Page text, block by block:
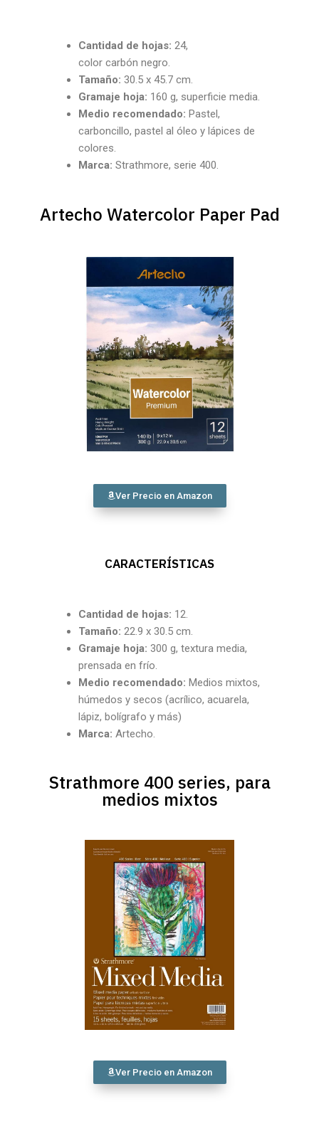
Cantidad de hojas: 24,
color carbón negro.
Tamaño: 30.5 x 45.7 cm.
Gramaje hoja: 160 g, superficie media.
Medio recomendado: Pastel,
carboncillo, pastel al óleo y lápices de
colores.
Marca: Strathmore, serie 400.
Artecho Watercolor Paper Pad
Ver Precio en Amazon
CARACTERÍSTICAS
Cantidad de hojas: 12.
Tamaño: 22.9 x 30.5 cm.
Gramaje hoja: 300 g, textura media,
prensada en frío.
Medio recomendado: Medios mixtos,
húmedos y secos (acrílico, acuarela,
lápiz, bolígrafo y más)
Marca: Artecho.
Strathmore 400 series, para
medios mixtos
Ver Precio en Amazon